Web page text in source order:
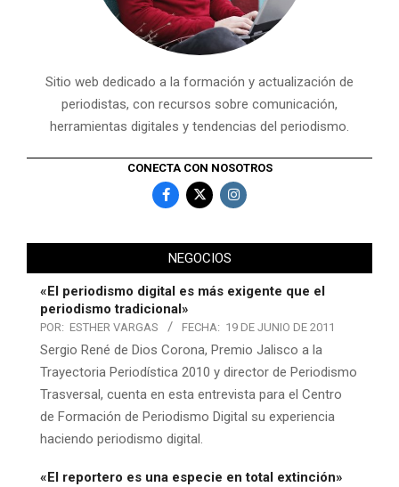
Sitio web dedicado a la formación y actualización de
periodistas, con recursos sobre comunicación,
herramientas digitales y tendencias del periodismo.
CONECTA CON NOSOTROS
NEGOCIOS
«El periodismo digital es más exigente que el
periodismo tradicional»
POR: ESTHER VARGAS FECHA: 19 DE JUNIO DE 2011
Sergio René de Dios Corona, Premio Jalisco a la
Trayectoria Periodística 2010 y director de Periodismo
Trasversal, cuenta en esta entrevista para el Centro
de Formación de Periodismo Digital su experiencia
haciendo periodismo digital.
«El reportero es una especie en total extinción»